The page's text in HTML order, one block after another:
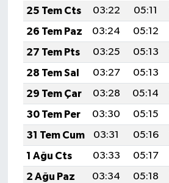
25 Tem Cts
03:22 05:11
26 Tem Paz
03:24 05:12
27 Tem Pts
03:25 05:13
28 Tem Sal
03:27 05:13
29 Tem Çar
03:28 05:14
30 Tem Per
03:30 05:15
31 Tem Cum
03:31 05:16
1 Ağu Cts
03:33 05:17
2 Ağu Paz
03:34 05:18